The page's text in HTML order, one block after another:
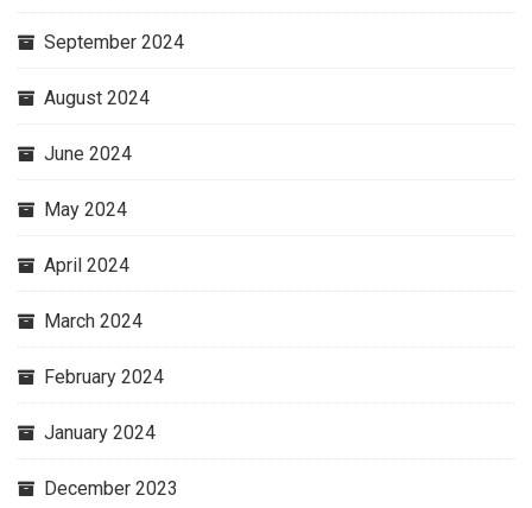
September 2024
August 2024
June 2024
May 2024
April 2024
March 2024
February 2024
January 2024
December 2023